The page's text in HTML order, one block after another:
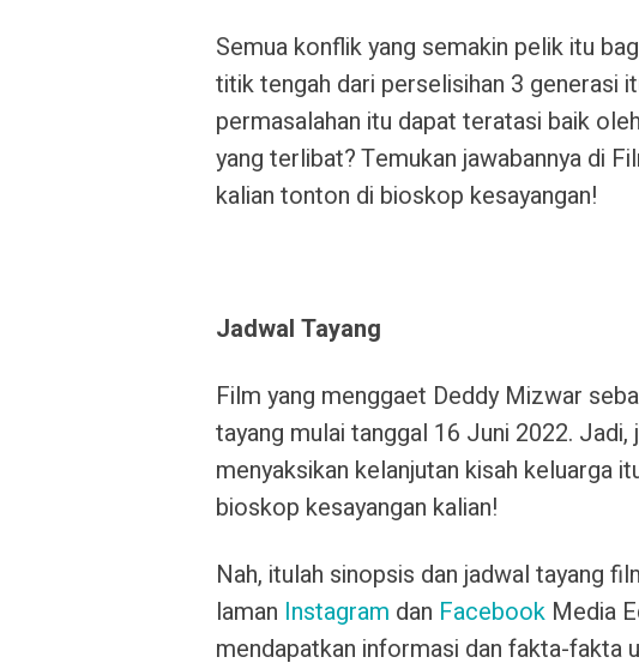
Semua konflik yang semakin pelik itu
titik tengah dari perselisihan 3 generasi
permasalahan itu dapat teratasi baik
yang terlibat? Temukan jawabannya di
kalian tonton di bioskop kesayangan!
Jadwal Tayang
Film yang menggaet Deddy Mizwar
tayang mulai tanggal 16 Juni 2022. Jadi,
menyaksikan kelanjutan kisah keluarga
bioskop kesayangan kalian!
Nah, itulah sinopsis dan jadwal tayang
laman Instagram dan Facebook Media
mendapatkan informasi dan fakta-fakta